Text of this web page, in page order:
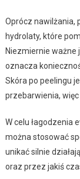
Oprócz nawilżania,
hydrolaty, które
Niezmiernie ważne
oznacza
Skóra po peelingu
przebarwienia,
W celu łagodzenia
można stosować
unikać silnie
oraz przez jakiś